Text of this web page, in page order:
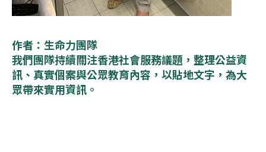
作者：生命力團隊
我們團隊持續關注香港社會服務議題，整理公益資
訊、真實個案與公眾教育內容，以貼地文字，為大
眾帶來實用資訊。